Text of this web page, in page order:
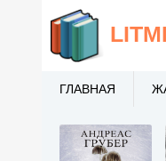
ГЛАВНАЯ